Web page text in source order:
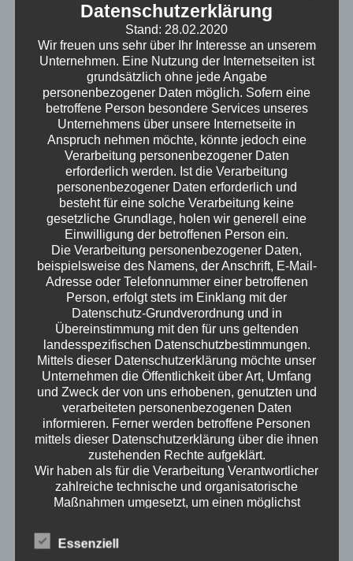
der Sie bei Ihren Bauvorhaben kompetent
unterstützt - für die Region und das
Münchener Umland. Folgende Lösungen von
mr.secure sind im Einsatz mr.secure Hosting
& Domainservices mr.secure Managed
Exchange mr.secure Virenschutz mr.secure
SpamProtection Lieferung und Einrichtung
von Hard- und Software
Elektroinstallationsarbeiten, Netzwerkmaterial
Div. PC-Lösungen, technischer Support
Show More
Project Details
Name Wolf Service am Bau
Date 03 Fr. 2016
Categories Referenzen
Author mr.secure
Visit Site
Datenschutzerklärung
Stand: 28.02.2020
Wir freuen uns sehr über Ihr Interesse an unserem
Unternehmen. Eine Nutzung der Internetseiten ist
grundsätzlich ohne jede Angabe
personenbezogener Daten möglich. Sofern eine
betroffene Person besondere Services unseres
Unternehmens über unsere Internetseite in
Anspruch nehmen möchte, könnte jedoch eine
Verarbeitung personenbezogener Daten
erforderlich werden. Ist die Verarbeitung
personenbezogener Daten erforderlich und
besteht für eine solche Verarbeitung keine
gesetzliche Grundlage, holen wir generell eine
Einwilligung der betroffenen Person ein.
Die Verarbeitung personenbezogener Daten,
beispielsweise des Namens, der Anschrift, E-Mail-
Adresse oder Telefonnummer einer betroffenen
Person, erfolgt stets im Einklang mit der
Datenschutz-Grundverordnung und in
Übereinstimmung mit den für uns geltenden
landesspezifischen Datenschutzbestimmungen.
Mittels dieser Datenschutzerklärung möchte unser
Unternehmen die Öffentlichkeit über Art, Umfang
und Zweck der von uns erhobenen, genutzten und
verarbeiteten personenbezogenen Daten
informieren. Ferner werden betroffene Personen
mittels dieser Datenschutzerklärung über die ihnen
zustehenden Rechte aufgeklärt.
Wir haben als für die Verarbeitung Verantwortlicher
zahlreiche technische und organisatorische
Maßnahmen umgesetzt, um einen möglichst
sicherzustellen. Dennoch können Internetbasierte
Essenziell